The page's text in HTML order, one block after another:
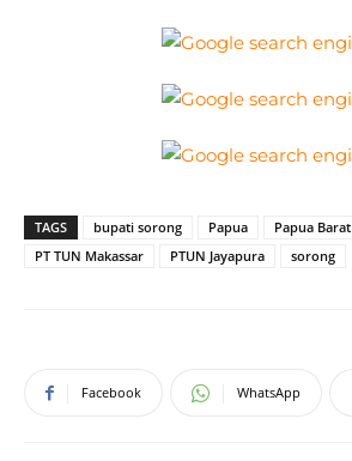
TAGS bupati sorong Papua Papua Barat
PT TUN Makassar
PTUN Jayapura sorong
Facebook WhatsApp